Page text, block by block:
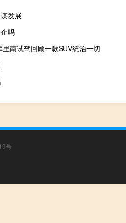
发展
吗
南试驾回顾一款SUV统治一切
号